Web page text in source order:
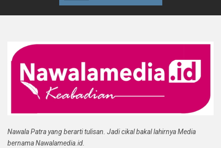
Nawala Patra yang berarti tulisan. Jadi cikal bakal lahirnya Media
bernama Nawalamedia.id.